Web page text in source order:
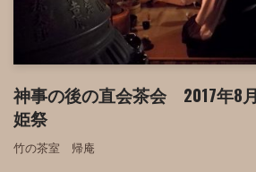
神事の後の直会茶会 2017年8
姫祭
竹の茶室 帰庵